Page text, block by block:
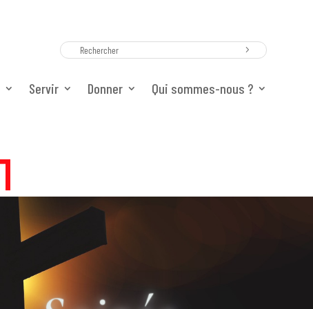
Servir Donner Qui sommes-nous ?
Servir Donner Qui sommes-nous ?